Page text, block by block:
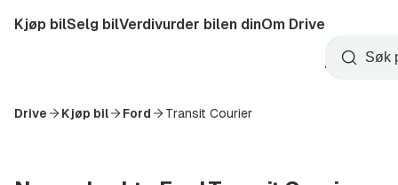
til
Startside
Kjøp bilSelg bilVerdivurder bilen dinOm Drive
Opprett
konto
Søk
Drive Kjøp bil Ford Transit Courier